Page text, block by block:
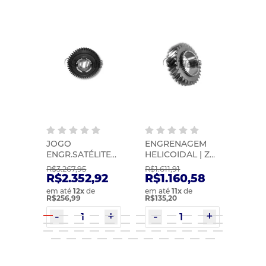
JOGO
ENGR.SATÉLITE
Z=26 | ZF |
0091232003
R$3.267,95
R$2.352,92
em até12x de
R$256,99
ENGRENAGEM
HELICOIDAL | ZF |
1324304015
R$1.611,91
R$1.160,58
em até11x de
R$135,20